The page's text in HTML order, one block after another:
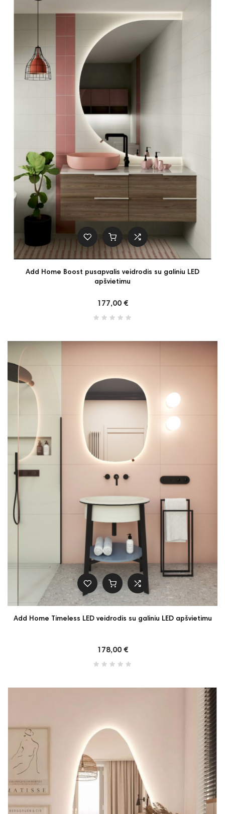
Add Home Boost pusapvalis veidrodis su galiniu LED
apšvietimu
177,00 €
Add Home Timeless LED veidrodis su galiniu LED apšvietimu
178,00 €